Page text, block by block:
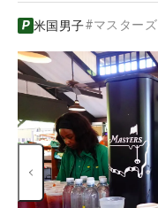
米国男子#マスターズ